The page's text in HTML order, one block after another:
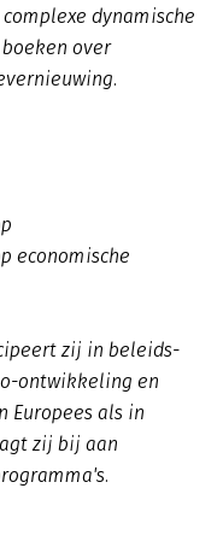
dynamische
over
economische
zij in beleids-
ontwikkeling en
Europees als in
zij bij aan